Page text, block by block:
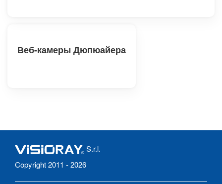
Веб-камеры Дюпюайера
S.r.l.
Copyright 2011 - 2026